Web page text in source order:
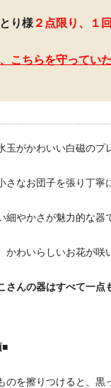
り様２点限り、１
こちらを守ってい
玉がかわいい白磁のプ
さなお団子を張り丁寧
細やかさが魅力的な器
かわいらしいお花が咲
さんの器はすべて一点
■
のを擦りつけると、黒